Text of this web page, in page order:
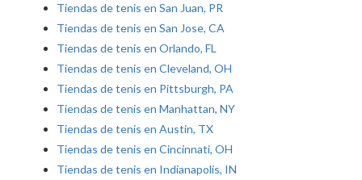
Tiendas de tenis en San Juan, PR
Tiendas de tenis en San Jose, CA
Tiendas de tenis en Orlando, FL
Tiendas de tenis en Cleveland, OH
Tiendas de tenis en Pittsburgh, PA
Tiendas de tenis en Manhattan, NY
Tiendas de tenis en Austin, TX
Tiendas de tenis en Cincinnati, OH
Tiendas de tenis en Indianapolis, IN